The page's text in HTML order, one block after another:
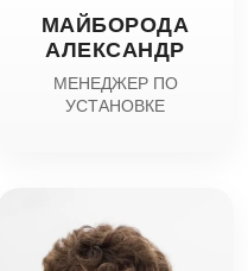
МАЙБОРОДА
АЛЕКСАНДР
МЕНЕДЖЕР ПО
УСТАНОВКЕ